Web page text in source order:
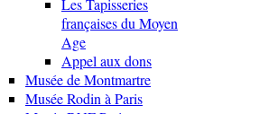
Les Tapisseries
françaises du Moyen
Age
Appel aux dons
Musée de Montmartre
Musée Rodin à Paris